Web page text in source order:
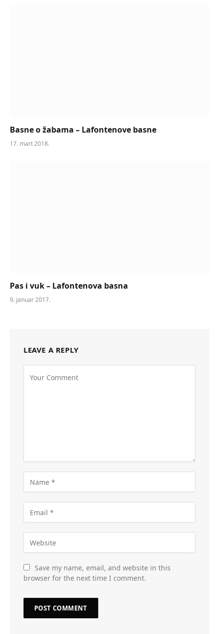
Basne o žabama – Lafontenove basne
17. mart 2018.
Pas i vuk – Lafontenova basna
9. januar 2017.
LEAVE A REPLY
Save my name, email, and website in this
browser for the next time I comment.